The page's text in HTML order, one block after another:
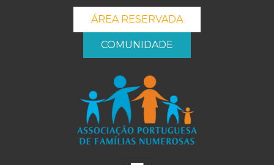
ÁREA RESERVADA
COMUNIDADE